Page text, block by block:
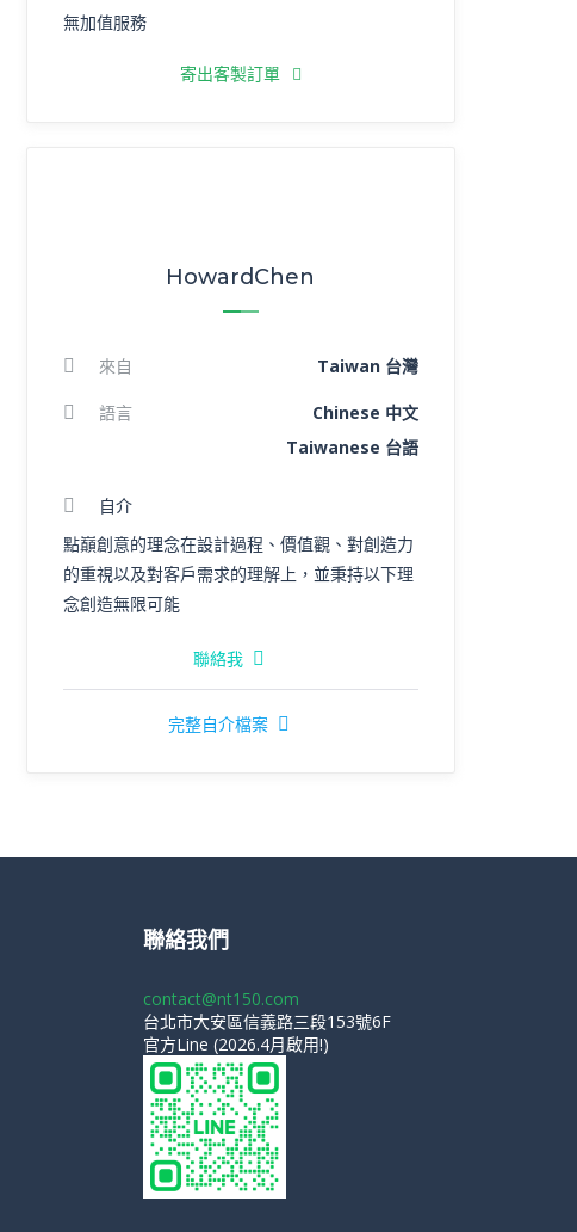
無加值服務
寄出客製訂單
HowardChen
來自 Taiwan 台灣
語言
Chinese 中文
Taiwanese 台語
自介
點巔創意的理念在設計過程、價值觀、對創造力
的重視以及對客戶需求的理解上，並秉持以下理
念創造無限可能
聯絡我
完整自介檔案
聯絡我們
contact@nt150.com
台北市大安區信義路三段153號6F
官方Line (2026.4月啟用!)